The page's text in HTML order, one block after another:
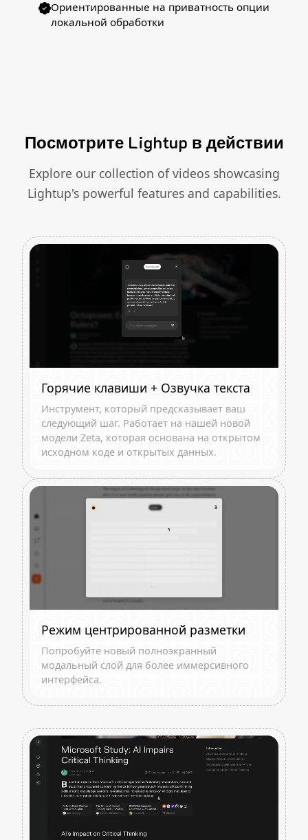
Ориентированные на приватность опции
локальной обработки
Посмотрите Lightup в действии
Explore our collection of videos showcasing
Lightup's powerful features and capabilities.
Горячие клавиши + Озвучка текста
Инструмент, который предсказывает ваш
следующий шаг. Работает на нашей новой
модели Zeta, которая основана на открытом
исходном коде и открытых данных.
Режим центрированной разметки
Попробуйте новый полноэкранный
модальный слой для более иммерсивного
интерфейса.